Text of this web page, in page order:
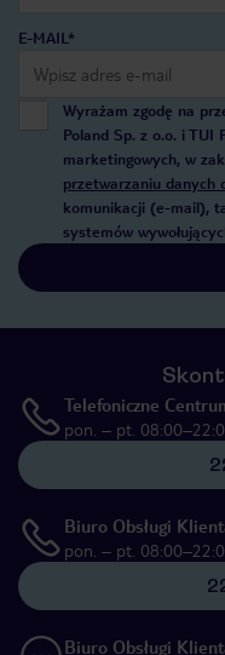
E-MAIL*
Wyrażam zgodę na
Poland Sp. z o.o. i TUI
marketingowych, w
przetwarzaniu danych
komunikacji (e-mail),
systemów
Telefoniczne
pon. – pt.
Biuro Obsługi
pon. – pt.
Biuro Obsługi